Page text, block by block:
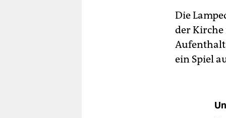
Die
der
ein Spiel